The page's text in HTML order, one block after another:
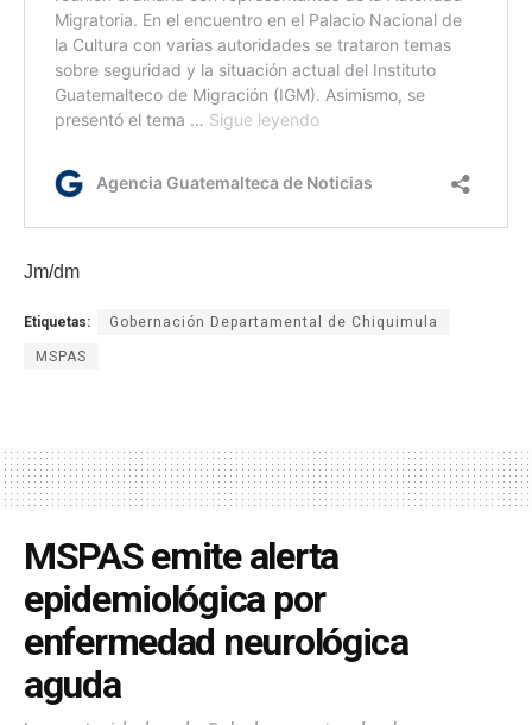
Jm/dm
Etiquetas: Gobernación Departamental de Chiquimula
MSPAS
MSPAS emite alerta
epidemiológica por
enfermedad neurológica
aguda